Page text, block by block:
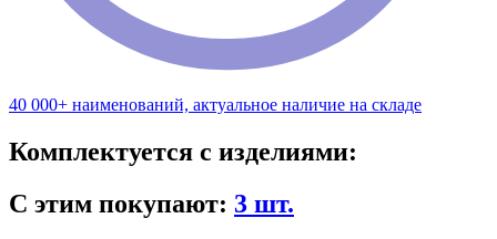
40 000+ наименований, актуальное наличие на складе
Комплектуется с изделиями:
С этим покупают: 3 шт.